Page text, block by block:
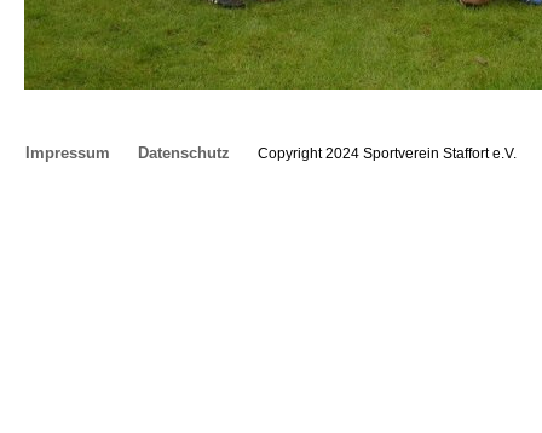
Impressum Datenschutz Copyright 2024 Sportverein Staffort e.V.